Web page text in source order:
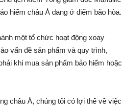
hiểm châu Á đang ở điểm bão hòa.
một tổ chức hoạt động xoay
vấn đề sản phẩm và quy trình,
khi mua sản phẩm bảo hiểm hoặc
châu Á, chúng tôi có lợi thế về việc